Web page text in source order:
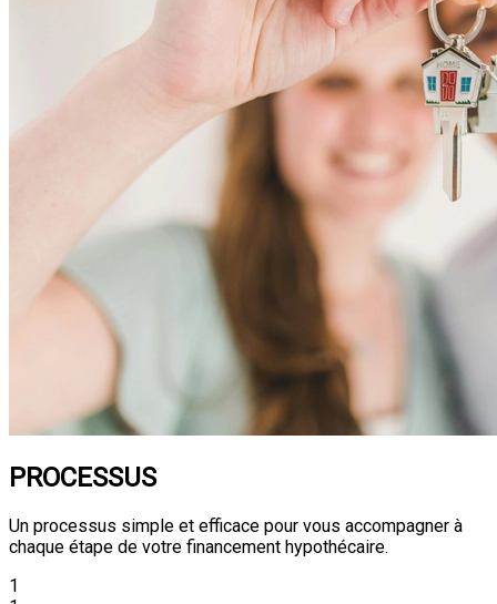
PROCESSUS
Un processus simple et efficace pour vous accompagner à
chaque étape de votre financement hypothécaire.
1